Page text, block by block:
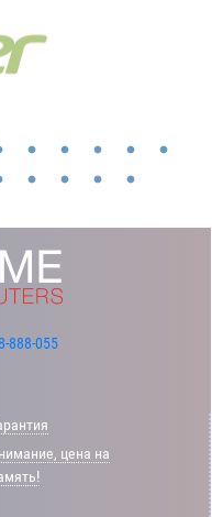
888-055
цена на